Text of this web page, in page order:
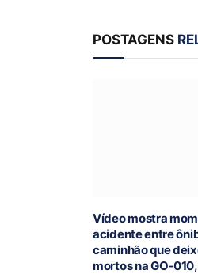
POSTAGENS
Vídeo mostra
acidente entre
caminhão que
mortos na GO-